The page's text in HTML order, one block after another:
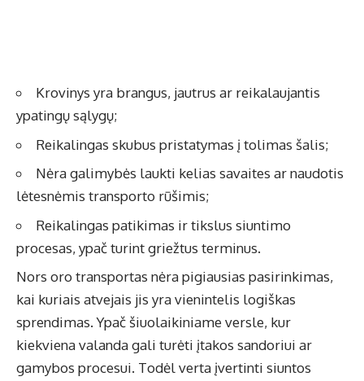
Krovinys yra brangus, jautrus ar reikalaujantis
ypatingų sąlygų;
Reikalingas skubus pristatymas į tolimas šalis;
Nėra galimybės laukti kelias savaites ar naudotis
lėtesnėmis transporto rūšimis;
Reikalingas patikimas ir tikslus siuntimo
procesas, ypač turint griežtus terminus.
Nors oro transportas nėra pigiausias pasirinkimas,
kai kuriais atvejais jis yra vienintelis logiškas
sprendimas. Ypač šiuolaikiniame versle, kur
kiekviena valanda gali turėti įtakos sandoriui ar
gamybos procesui. Todėl verta įvertinti siuntos